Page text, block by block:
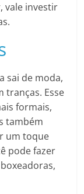
vale investir
sai de moda,
tranças. Esse
formais,
também
um toque
pode fazer